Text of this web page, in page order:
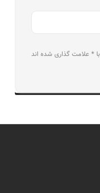
با * علامت گذاری شده اند